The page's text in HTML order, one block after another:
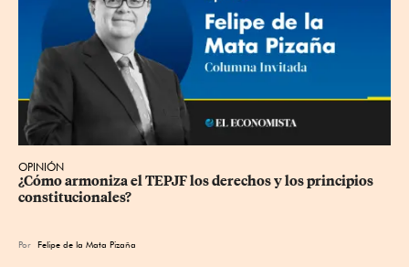
OPINIÓN
¿Cómo armoniza el TEPJF los derechos y los principios
constitucionales?
Por Felipe de la Mata Pizaña